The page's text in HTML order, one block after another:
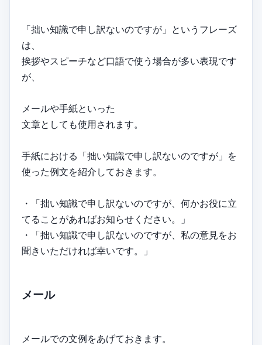
「拙い知識で申し訳ないのですが」というフレーズ
は、
挨拶やスピーチなど口語で使う場合が多い表現です
が、
メールや手紙といった
文章としても使用されます。
手紙における「拙い知識で申し訳ないのですが」を
使った例文を紹介しておきます。
・「拙い知識で申し訳ないのですが、何かお役に立
てることがあればお知らせください。」
・「拙い知識で申し訳ないのですが、私の意見をお
聞きいただければ幸いです。」
メール
メールでの文例をあげておきます。